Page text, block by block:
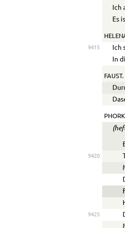
Ich
Es
9415
Ich
In
FAUST.
9420
9425